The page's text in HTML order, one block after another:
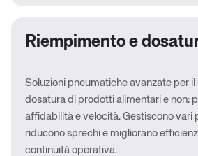
Riempimento e
Soluzioni pneumatiche avanzate per
dosatura di prodotti alimentari e non:
affidabilità e velocità. Gestiscono vari
riducono sprechi e migliorano
continuità operativa.